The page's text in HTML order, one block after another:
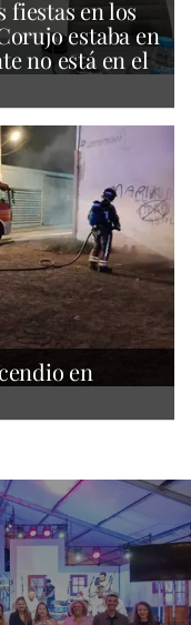
fiestas en los
estaba en
no está en el
en